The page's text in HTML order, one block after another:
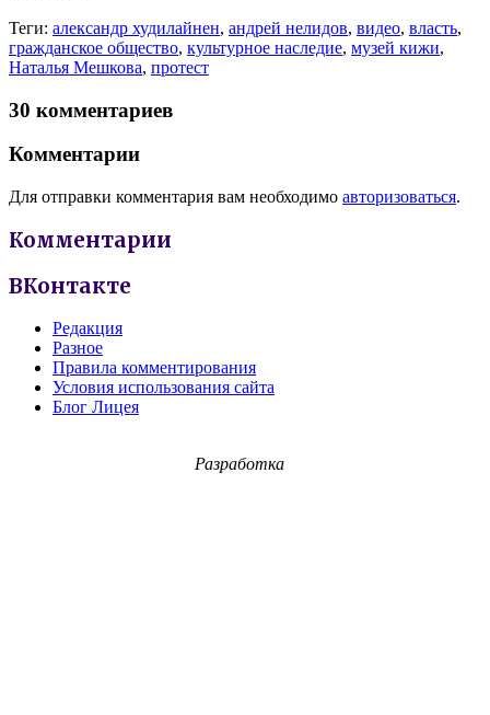
Теги: александр худилайнен, андрей нелидов, видео, власть,
гражданское общество, культурное наследие, музей кижи,
Наталья Мешкова, протест
30 комментариев
Комментарии
Для отправки комментария вам необходимо авторизоваться.
Комментарии
ВКонтакте
Редакция
Разное
Правила комментирования
Условия использования сайта
Блог Лицея
Разработка